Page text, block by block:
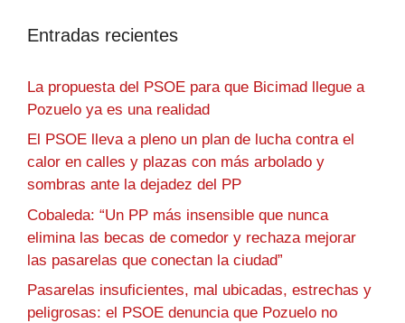
Entradas recientes
La propuesta del PSOE para que Bicimad llegue a
Pozuelo ya es una realidad
El PSOE lleva a pleno un plan de lucha contra el
calor en calles y plazas con más arbolado y
sombras ante la dejadez del PP
Cobaleda: “Un PP más insensible que nunca
elimina las becas de comedor y rechaza mejorar
las pasarelas que conectan la ciudad”
Pasarelas insuficientes, mal ubicadas, estrechas y
peligrosas: el PSOE denuncia que Pozuelo no